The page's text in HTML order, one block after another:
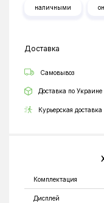
наличными
Доставка
Самовывоз
Доставка по Украине
Курьерская доставка
Комплектация
Дисплей